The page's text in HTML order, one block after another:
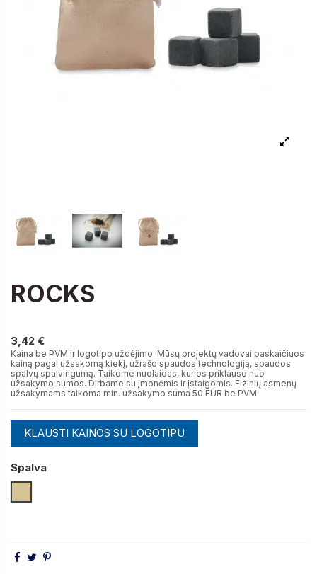
ROCKS
3,42 €
Kaina be PVM ir logotipo uždėjimo. Mūsų projektų vadovai paskaičiuos
kainą pagal užsakomą kiekį, užrašo spaudos technologiją, spaudos
spalvų spalvingumą. Taikome nuolaidas, kurios priklauso nuo
užsakymo sumos. Dirbame su įmonėmis ir įstaigomis. Fizinių asmenų
užsakymams taikoma min. užsakymo suma 50 EUR be PVM.
KLAUSTI KAINOS SU LOGOTIPU
Spalva